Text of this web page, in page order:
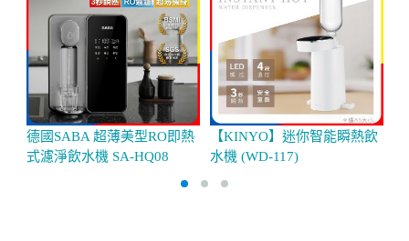
德國SABA 超薄美型RO即熱
式濾淨飲水機 SA-HQ08
【KINYO】迷你智能瞬熱飲
水機 (WD-117)